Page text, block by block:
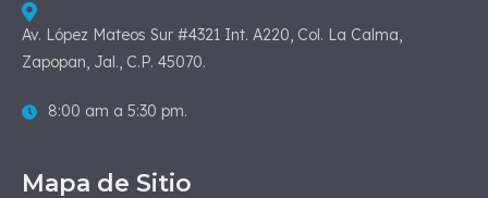
Av. López Mateos Sur #4321 Int. A220, Col. La Calma,
Zapopan, Jal., C.P. 45070.
8:00 am a 5:30 pm.
Mapa de Sitio